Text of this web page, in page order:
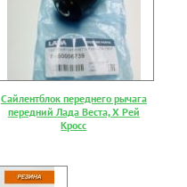
Сайлентблок переднего рычага
передний Лада Веста, Х Рей
Кросс